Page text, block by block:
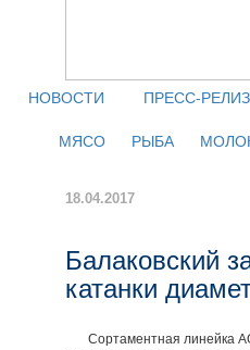
НОВОСТИ ПРЕСС-
МЯСО
РЫБА
18.04.2017
Балаковский
катанки
Сортаментная линейка АО